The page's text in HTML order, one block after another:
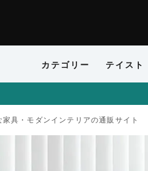
カテゴリー テイスト
具・モダンインテリアの通販サイト